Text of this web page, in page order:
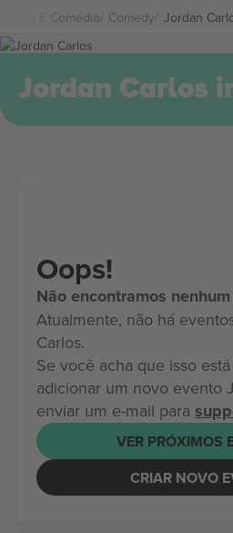
Teatro E Comédia Comedy Jordan
Jordan Carlos
Oops!
Não encontramos
Atualmente, não há
Carlos.
Se você acha que isso
adicionar um novo evento
enviar um e-mail para
VER PRÓXIMOS
CRIAR NOVO